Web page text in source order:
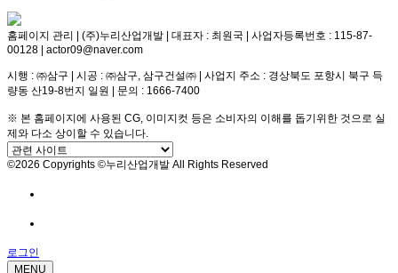
홈페이지 관리 | (주)누리산업개발 | 대표자 : 최원국 | 사업자등록번호 : 115-87-
00128 | actor09@naver.com
시행 : ㈜삼구 | 시공 : ㈜삼구, 삼구건설㈜ | 사업지 주소 : 경상북도 포항시 북구 득
량동 산19-8번지 일원 | 문의 : 1666-7400
※ 본 홈페이지에 사용된 CG, 이미지컷 등은 소비자의 이해를 돕기위한 것으로 실
제와 다소 상이할 수 있습니다.
©2026 Copyrights ©누리산업개발 All Rights Reserved
로그인
MENU